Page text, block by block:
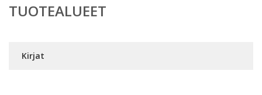
TUOTEALUEET
Kirjat